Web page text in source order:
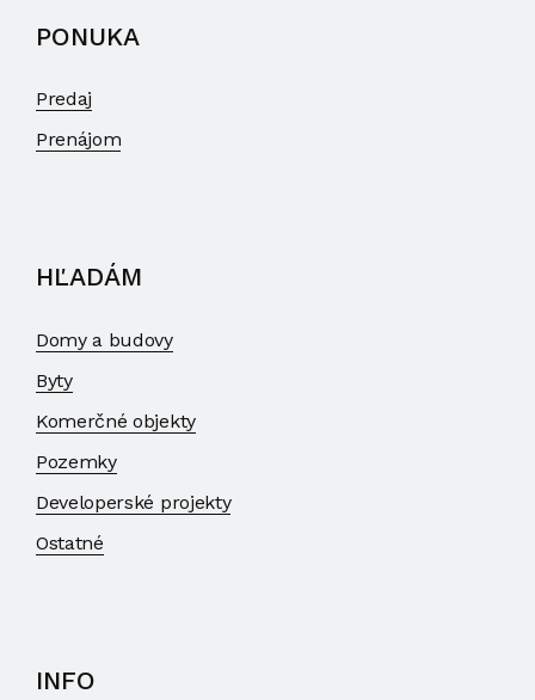
PONUKA
Predaj
Prenájom
HĽADÁM
Domy a budovy
Byty
Komerčné objekty
Pozemky
Developerské projekty
Ostatné
INFO